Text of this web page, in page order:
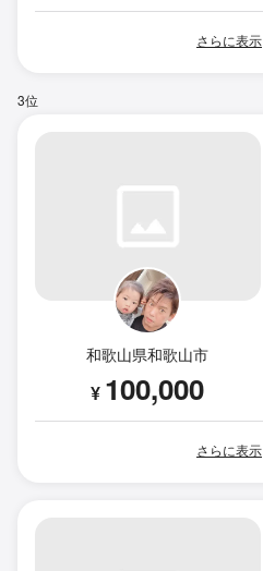
さらに表示
3位
和歌山県和歌山市
¥ 100,000
さらに表示